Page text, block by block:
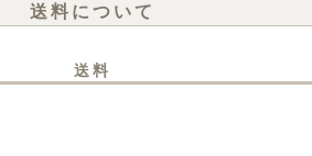
送料について
送料